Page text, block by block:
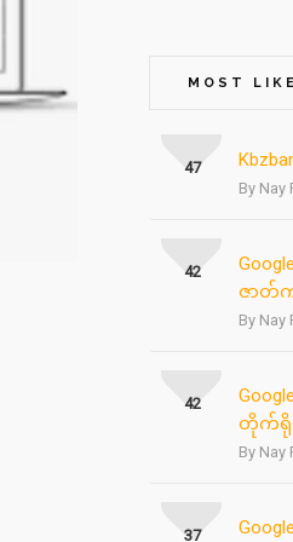
MOST
By Nay
47
ဇာတ်က
By Nay
42
တိုက်ရို
By Nay
42
37